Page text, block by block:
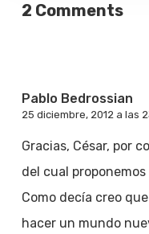
2 Comments
Pablo Bedrossian
25 diciembre, 2012 a las
Gracias, César, por
del cual
Como decía creo
hacer un mundo